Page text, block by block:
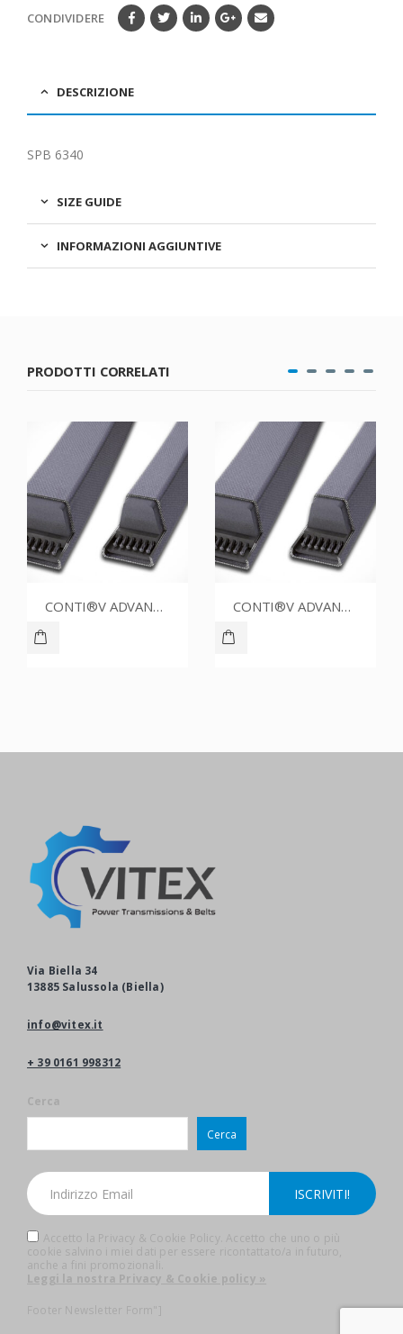
CONDIVIDERE
DESCRIZIONE
SPB 6340
SIZE GUIDE
INFORMAZIONI AGGIUNTIVE
PRODOTTI CORRELATI
CONTI®V ADVANCE SPZ1612CR CONTI®V ADVANCE SPZ1700CR
Via Biella 34
13885 Salussola (Biella)
info@vitex.it
+ 39 0161 998312
Cerca
Cerca
Accetto la Privacy & Cookie Policy. Accetto che uno o più
cookie salvino i miei dati per essere ricontattato/a in futuro,
anche a fini promozionali.
Leggi la nostra Privacy & Cookie policy »
Footer Newsletter Form"]